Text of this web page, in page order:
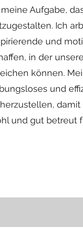
Aufgabe,
Ich
und
in der
können.
und
und gut betreut